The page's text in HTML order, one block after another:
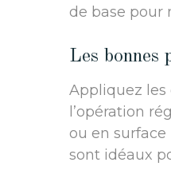
de base pour
Les bonnes
Appliquez les
l’opération
ou en
sont idéaux